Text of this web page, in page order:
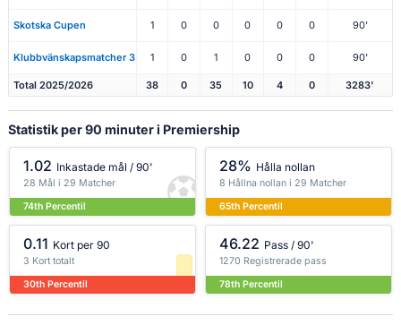
Skotska Cupen 1 0 0 0 0 0 90'
Klubbvänskapsmatcher 3 1 0 1 0 0 0 90'
Total 2025/2026 38 0 35 10 4 0 3283'
Statistik per 90 minuter i Premiership
1.02 Inkastade mål / 90'
28 Mål i 29 Matcher
74th Percentil
28% Hålla nollan
8 Hållna nollan i 29 Matcher
65th Percentil
0.11 Kort per 90
3 Kort totalt
30th Percentil
46.22 Pass / 90'
1270 Registrerade pass
78th Percentil